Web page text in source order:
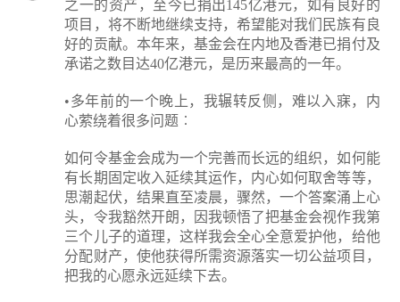
之一的资产，至今已捐出145亿港元，如有良好的
项目，将不断地继续支持，希望能对我们民族有良
好的贡献。本年来，基金会在内地及香港已捐付及
承诺之数目达40亿港元，是历来最高的一年。
•多年前的一个晚上，我辗转反侧，难以入寐，内
心萦绕着很多问题︰
如何令基金会成为一个完善而长远的组织，如何能
有长期固定收入延续其运作，内心如何取舍等等，
思潮起伏，结果直至凌晨，骤然，一个答案涌上心
头，令我豁然开朗，因我顿悟了把基金会视作我第
三个儿子的道理，这样我会全心全意爱护他，给他
分配财产，使他获得所需资源落实一切公益项目，
把我的心愿永远延续下去。